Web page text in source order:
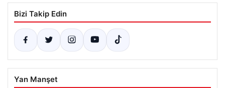
Bizi Takip Edin
Yan Manşet